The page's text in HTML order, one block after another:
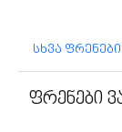
სხვა
ფრენები